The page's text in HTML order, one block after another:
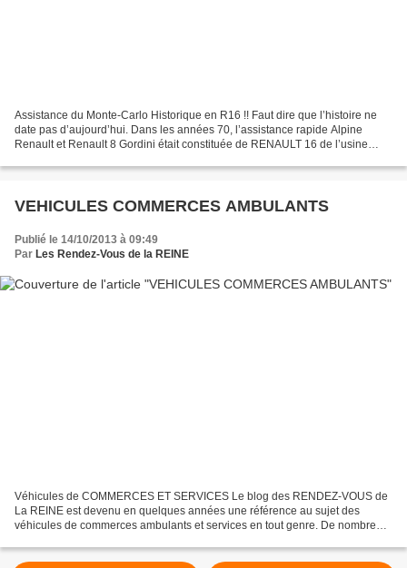
Assistance du Monte-Carlo Historique en R16 !! Faut dire que l’histoire ne
date pas d’aujourd’hui. Dans les années 70, l’assistance rapide Alpine
Renault et Renault 8 Gordini était constituée de RENAULT 16 de l’usine
VEHICULES COMMERCES AMBULANTS
Publié le 14/10/2013 à 09:49
Par Les Rendez-Vous de la REINE
Véhicules de COMMERCES ET SERVICES Le blog des RENDEZ-VOUS de
La REINE est devenu en quelques années une référence au sujet des
véhicules de commerces ambulants et services en tout genre. De nombreux